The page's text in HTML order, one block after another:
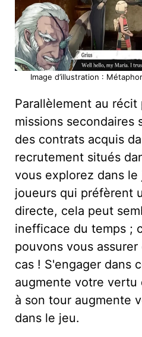
Image d’illustration :
Parallèlement au récit
missions secondaires
des contrats acquis
recrutement situés
vous explorez dans le
joueurs qui préfèrent
directe, cela peut
inefficace du temps ;
pouvons vous assurer
cas ! S'engager dans
augmente votre vertu
à son tour augmente
dans le jeu.